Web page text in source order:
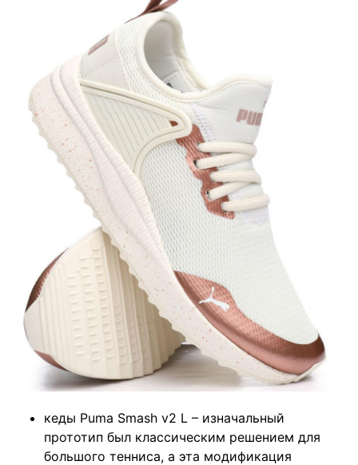
кеды Puma Smash v2 L – изначальный
прототип был классическим решением для
большого тенниса, а эта модификация